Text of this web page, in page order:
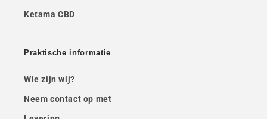
Ketama CBD
Praktische informatie
Wie zijn wij?
Neem contact op met